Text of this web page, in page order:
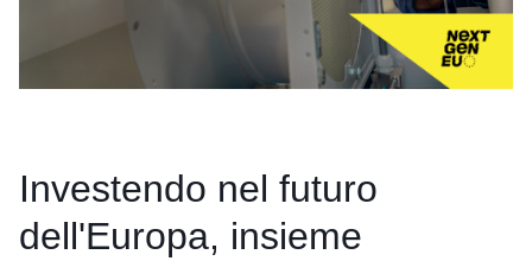
Investendo nel futuro
dell'Europa, insieme